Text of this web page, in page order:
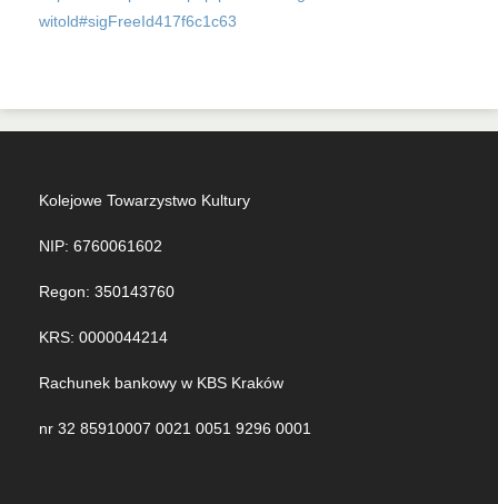
witold#sigFreeId417f6c1c63
Kolejowe Towarzystwo Kultury
NIP: 6760061602
Regon: 350143760
KRS: 0000044214
Rachunek bankowy w KBS Kraków
nr 32 85910007 0021 0051 9296 0001